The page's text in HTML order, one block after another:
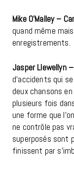
Mike O’Malley –
quand même
enregistrements.
Jasper Llewellyn
d’accidents qui
deux chansons
plusieurs fois
une forme que
ne contrôle pas
superposés sont
finissent par